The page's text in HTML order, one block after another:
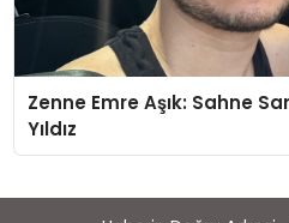
Zenne Emre Aşık: Sahne
Yıldız